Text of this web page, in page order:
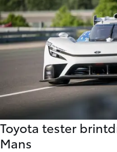
Toyota tester
Mans